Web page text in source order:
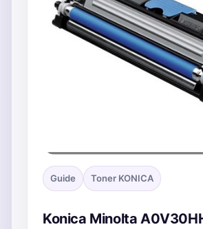
Guide Toner KONICA
Konica Minolta